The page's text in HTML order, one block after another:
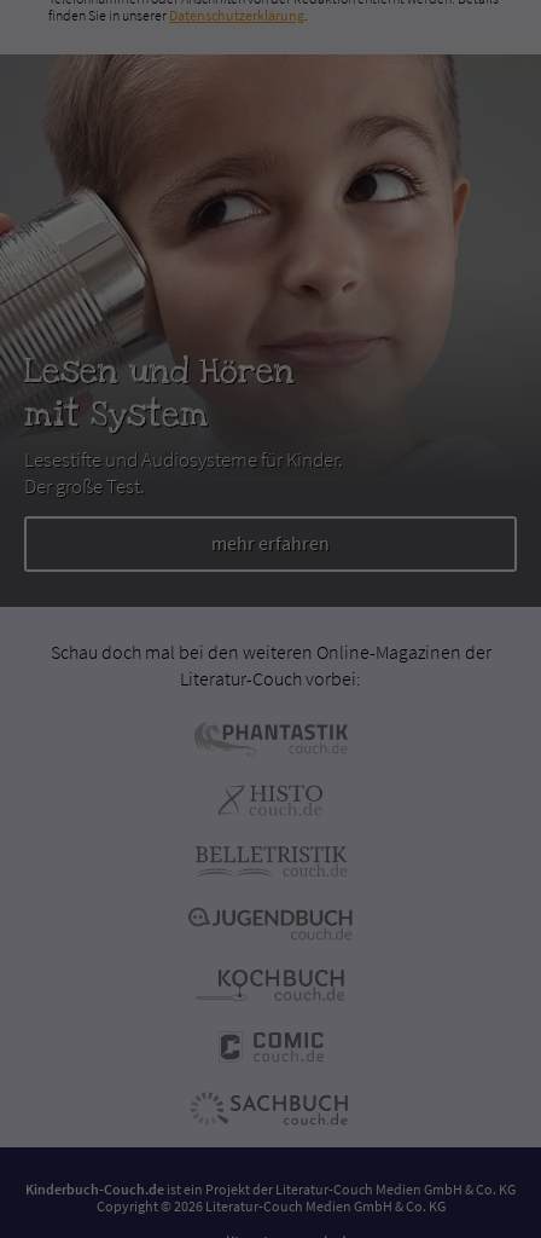
finden Sie in unserer Datenschutzerklärung
Lesen und Hören
mit System
Lesestifte und Audiosysteme für Kinder.
Der große Test.
mehr erfahren
Schau doch mal bei den weiteren Online-Magazinen der
Literatur-Couch vorbei:
Kinderbuch-Couch.de ist ein Projekt der Literatur-Couch Medien GmbH & Co. KG
Copyright © 2026 Literatur-Couch Medien GmbH & Co. KG